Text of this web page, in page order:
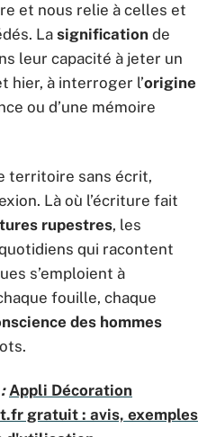
et nous relie à celles et
La signification de
leur capacité à jeter un
hier, à interroger l’origine
ou d’une mémoire
territoire sans écrit,
Là où l’écriture fait
rupestres, les
qui racontent
s’emploient à
fouille, chaque
des hommes
Appli Décoration
gratuit : avis, exemples